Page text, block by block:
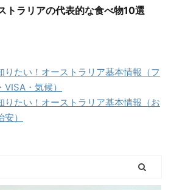
トラリアの代表的な食べ物10選
りたい！オーストラリア基本情報（フ
・気候）
りたい！オーストラリア基本情報（お
）